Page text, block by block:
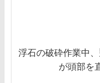
浮⽯の破砕作業中
が頭部を